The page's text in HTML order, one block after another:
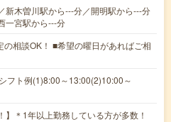
新木曽川駅から---分／開明駅から---分
一宮駅から---分
の相談OK！ ■希望の曜日があればご相
フト例(1)8:00～13:00(2)10:00～
】＊1年以上勤務している方が多数！